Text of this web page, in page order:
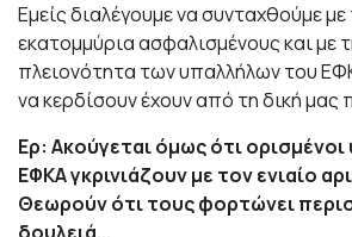
Εμείς διαλέγουμε να συνταχθούμε
εκατομμύρια ασφαλισμένους και με
πλειονότητα των υπαλλήλων του
να κερδίσουν έχουν από τη δική μας
Ερ: Ακούγεται όμως ότι
ΕΦΚΑ γκρινιάζουν με τον ενιαίο
Θεωρούν ότι τους φορτώνει